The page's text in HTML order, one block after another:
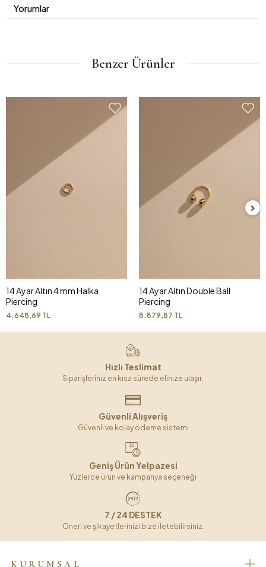
Yorumlar
Benzer Ürünler
14 Ayar Altın 4 mm Halka
Piercing
4.648,69 TL
14 Ayar Altın Double Ball
Piercing
8.879,87 TL
Hızlı Teslimat
Siparişleriniz en kısa sürede elinize ulaşır.
Güvenli Alışveriş
Güvenli ve kolay ödeme sistemi
Geniş Ürün Yelpazesi
Yüzlerce ürün ve kampanya seçeneği
7 / 24 DESTEK
Öneri ve şikayetlerinizi bize iletebilirsiniz.
KURUMSAL